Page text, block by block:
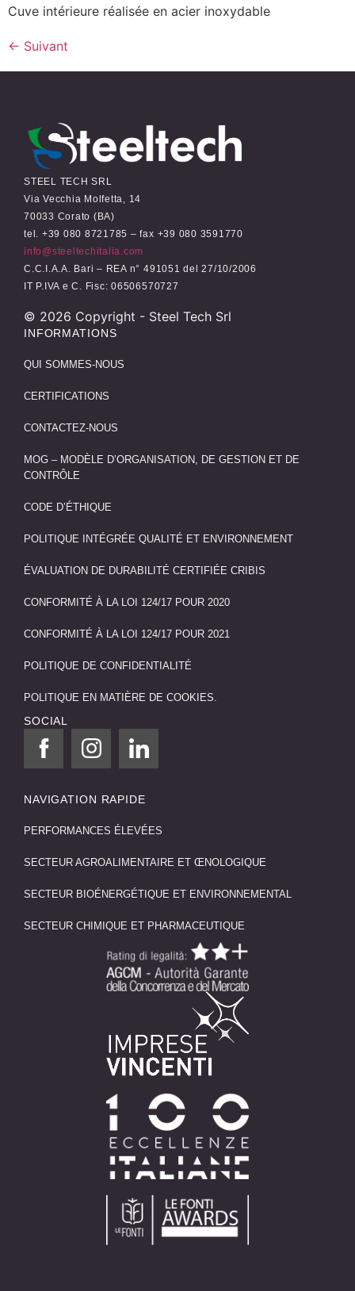
Cuve intérieure réalisée en acier inoxydable
← Suivant
STEEL TECH SRL
Via Vecchia Molfetta, 14
70033 Corato (BA)
tel. +39 080 8721785 – fax +39 080 3591770
info@steeltechitalia.com
C.C.I.A.A. Bari – REA n° 491051 del 27/10/2006
IT P.IVA e C. Fisc: 06506570727
© 2026 Copyright - Steel Tech Srl
INFORMATIONS
QUI SOMMES-NOUS
CERTIFICATIONS
CONTACTEZ-NOUS
MOG – MODÈLE D’ORGANISATION, DE GESTION ET DE
CONTRÔLE
CODE D’ÉTHIQUE
POLITIQUE INTÉGRÉE QUALITÉ ET ENVIRONNEMENT
ÉVALUATION DE DURABILITÉ CERTIFIÉE CRIBIS
CONFORMITÉ À LA LOI 124/17 POUR 2020
CONFORMITÉ À LA LOI 124/17 POUR 2021
POLITIQUE DE CONFIDENTIALITÉ
POLITIQUE EN MATIÈRE DE COOKIES.
SOCIAL
NAVIGATION RAPIDE
PERFORMANCES ÉLEVÉES
SECTEUR AGROALIMENTAIRE ET ŒNOLOGIQUE
SECTEUR BIOÉNERGÉTIQUE ET ENVIRONNEMENTAL
SECTEUR CHIMIQUE ET PHARMACEUTIQUE